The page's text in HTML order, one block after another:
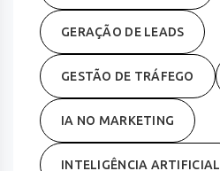
GERAÇÃO DE LEADS
GESTÃO DE TRÁFEGO
IA NO MARKETING
INTELIGÊNCIA ARTIFICIAL